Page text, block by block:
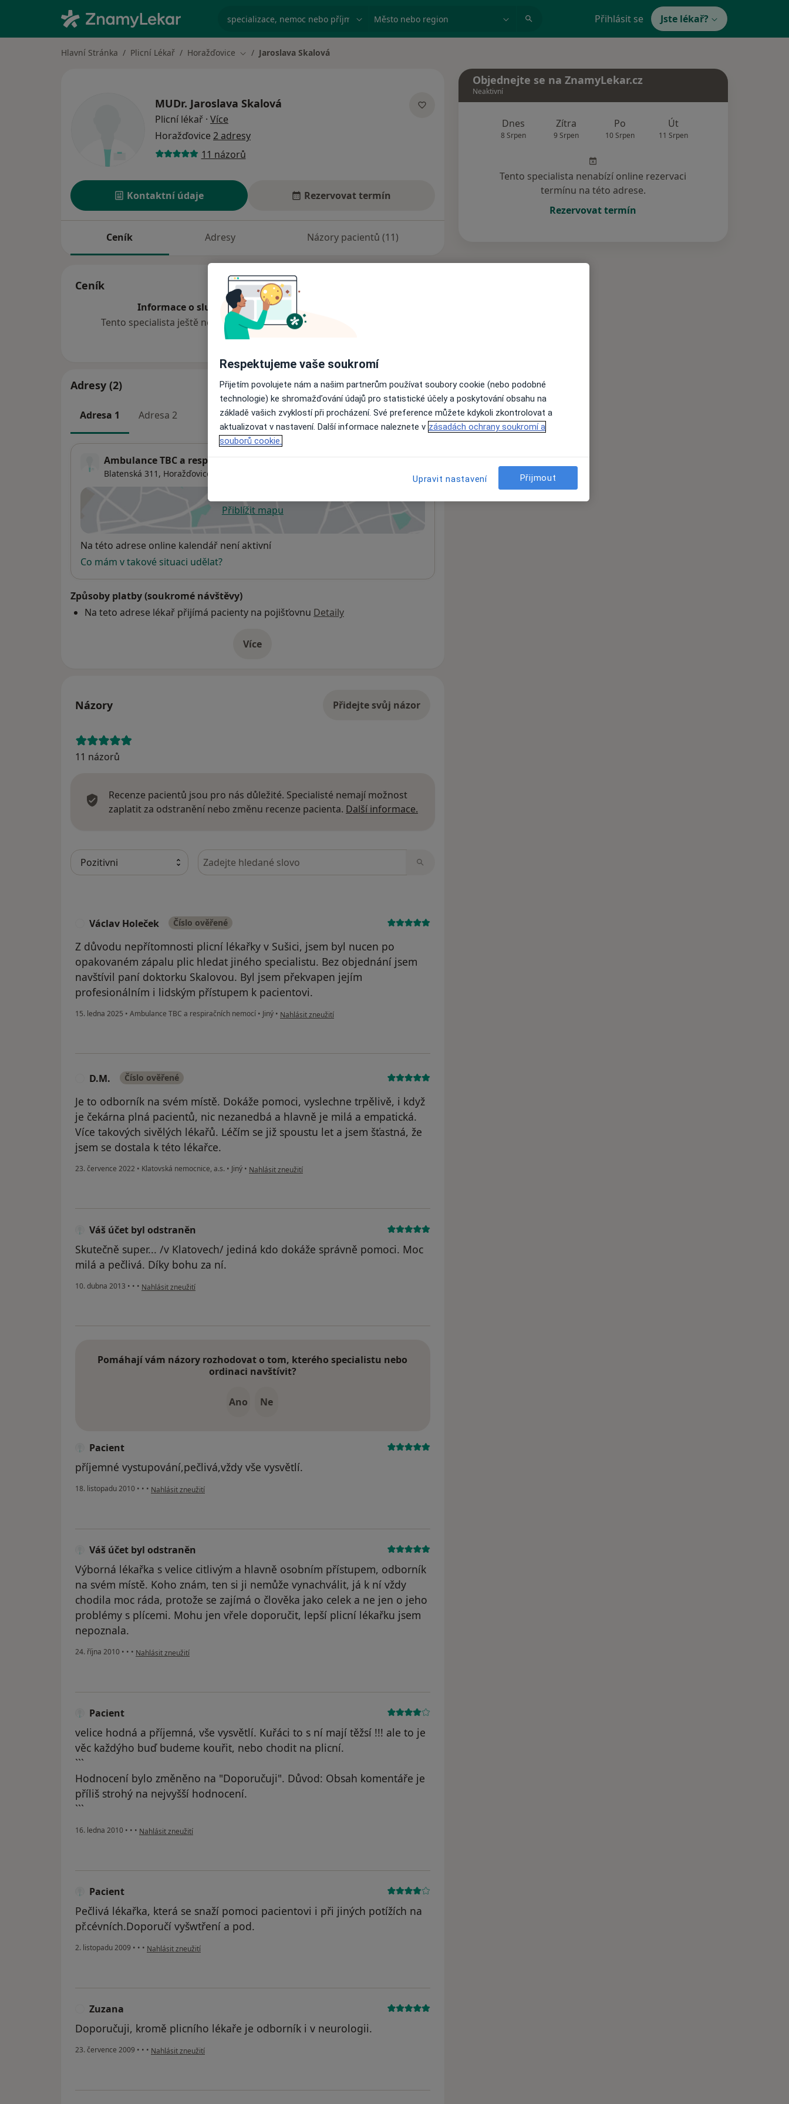
specializace, nemoc nebo příjmení Město nebo region Přihlásit se Jste lékař?
Hlavní Stránka Plicní Lékař Horažďovice Změna města
Jaroslava Skalová
MUDr. Jaroslava Skalová
Plicní lékař · Více
Horažďovice 2 adresy
11 názorů
Kontaktní údaje Rezervovat termín
Ceník Adresy Názory pacientů (11)
Ceník
Informace o službách a cenách nejsou k dispozici
Tento specialista ještě nepřidával žádné informace o svých službách.
Adresy (2)
Adresa 1 Adresa 2
Ambulance TBC a respiračních nemocí
Blatenská 311, Horažďovice
Přiblížit mapuse otevře v nové záložce
Dostupnost
Na této adrese online kalendář není aktivní
Co mám v takové situaci udělat?
Způsoby platby (soukromé návštěvy)
Na teto adrese lékař přijímá pacienty na pojišťovnu Detaily
Víceo adrese
Názory Přidejte svůj názor
11 názorů
Recenze pacientů jsou pro nás důležité. Specialisté nemají možnost
zaplatit za odstranění nebo změnu recenze pacienta. Další informace.
Hledejte v názorech
Václav Holeček Číslo ověřené
Z důvodu nepřítomnosti plicní lékařky v Sušici, jsem byl nucen po
opakovaném zápalu plic hledat jiného specialistu. Bez objednání jsem
navštívil paní doktorku Skalovou. Byl jsem překvapen jejím
profesionálním i lidským přístupem k pacientovi.
15. ledna 2025 • Ambulance TBC a respiračních nemocí • Jiný • podle názoru uživatele Václav Holeček
Nahlásit zneužití
D.M. Číslo ověřené
Je to odborník na svém místě. Dokáže pomoci, vyslechne trpělivě, i když
je čekárna plná pacientů, nic nezanedbá a hlavně je milá a empatická.
Více takových sivělých lékařů. Léčím se již spoustu let a jsem šťastná, že
jsem se dostala k této lékařce.
23. července 2022 • Klatovská nemocnice, a.s. • Jiný • podle názoru uživatele D.M.
Nahlásit zneužití
Váš účet byl odstraněn
Skutečně super... /v Klatovech/ jediná kdo dokáže správně pomoci. Moc
milá a pečlivá. Díky bohu za ní.
10. dubna 2013 • • • podle názoru uživatele Váš účet byl odstraněn
Nahlásit zneužití
Pomáhají vám názory rozhodovat o tom, kterého specialistu nebo
ordinaci navštívit?
Ano Ne
Pacient
příjemné vystupování,pečlivá,vždy vše vysvětlí.
18. listopadu 2010 • • • podle názoru uživatele Pacient
Nahlásit zneužití
Váš účet byl odstraněn
Výborná lékařka s velice citlivým a hlavně osobním přístupem, odborník
na svém místě. Koho znám, ten si ji nemůže vynachválit, já k ní vždy
chodila moc ráda, protože se zajímá o člověka jako celek a ne jen o jeho
problémy s plícemi. Mohu jen vřele doporučit, lepší plicní lékařku jsem
nepoznala.
24. října 2010 • • • podle názoru uživatele Váš účet byl odstraněn
Nahlásit zneužití
Pacient
velice hodná a příjemná, vše vysvětlí. Kuřáci to s ní mají těžsí !!! ale to je
věc každýho buď budeme kouřit, nebo chodit na plicní.
```
Hodnocení bylo změněno na "Doporučuji". Důvod: Obsah komentáře je
příliš strohý na nejvyšší hodnocení.
```
16. ledna 2010 • • • podle názoru uživatele Pacient
Nahlásit zneužití
Pacient
Pečlivá lékařka, která se snaží pomoci pacientovi i při jiných potížích na
př.cévních.Doporučí vyšwtření a pod.
2. listopadu 2009 • • • podle názoru uživatele Pacient
Nahlásit zneužití
Zuzana
Doporučuji, kromě plicního lékaře je odborník i v neurologii.
23. července 2009 • • • podle názoru uživatele Zuzana
Nahlásit zneužití
Objednejte se na ZnamyLekar.cz
Neaktivní
Dnes
8 Srpen
Zítra
9 Srpen
Po
10 Srpen
Út
11 Srpen
Tento specialista nenabízí online rezervaci
termínu na této adrese.
Rezervovat termín
Respektujeme vaše soukromí
Přijetím povolujete nám a našim partnerům používat soubory cookie (nebo podobné
technologie) ke shromažďování údajů pro statistické účely a poskytování obsahu na
základě vašich zvyklostí při procházení. Své preference můžete kdykoli zkontrolovat a
aktualizovat v nastavení. Další informace naleznete v zásadách ochrany soukromí a
souborů cookie.
Upravit nastavení Přijmout